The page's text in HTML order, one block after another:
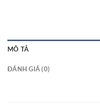
MÔ TẢ
ĐÁNH GIÁ (0)